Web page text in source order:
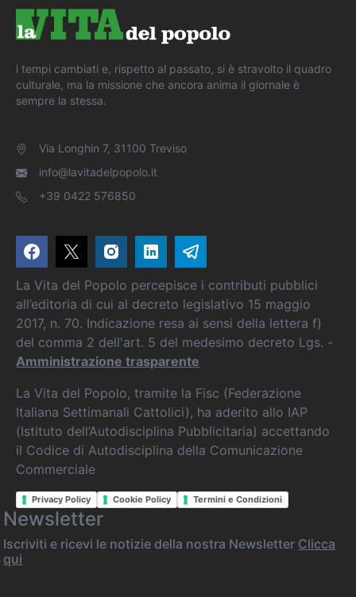
i tempi cambiati e, rispetto al passato, si è stravolto il quadro
culturale, ma la missione che ancora anima il giornale è
sempre la stessa.
Via Longhin 7, 31100 Treviso
info@lavitadelpopolo.it
+39 0422 576850
La Vita del Popolo percepisce i contributi pubblici
all’editoria di cui al decreto legislativo 15 maggio
2017, n. 70. Indicazione resa ai sensi della lettera f)
del comma 2 dell'art. 5 del medesimo decreto Lgs. -
Amministrazione trasparente
La Vita del Popolo, tramite la Fisc (Federazione
Italiana Settimanali Cattolici), ha aderito allo IAP
(Istituto dell’Autodisciplina Pubblicitaria) accettando
il Codice di Autodisciplina della Comunicazione
Commerciale
Privacy Policy Cookie Policy Termini e Condizioni
Newsletter
Iscriviti e ricevi le notizie della nostra Newsletter Clicca
qui